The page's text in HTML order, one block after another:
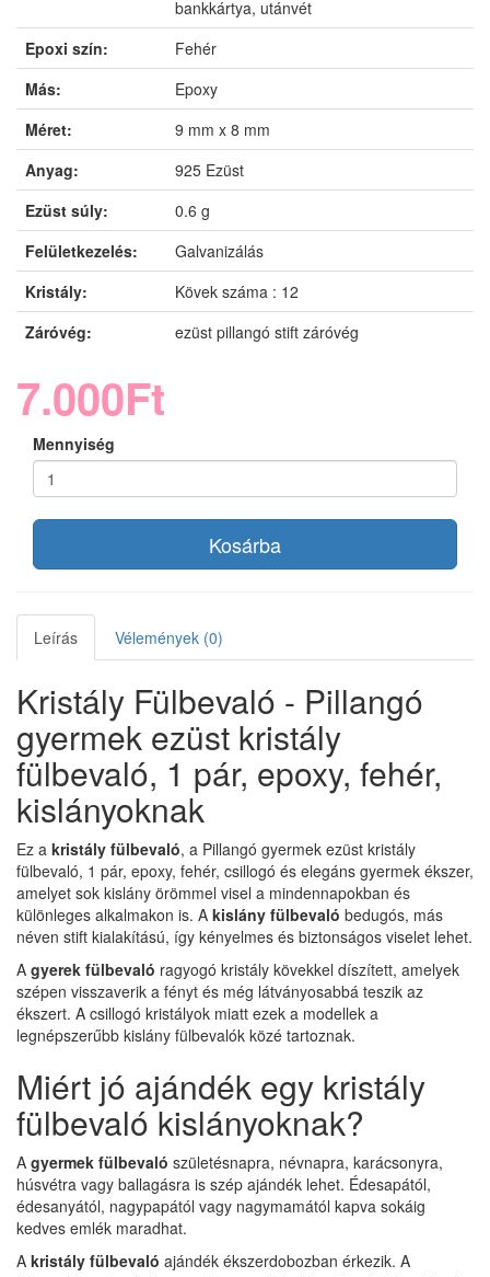
bankkártya, utánvét
Epoxi szín:
Fehér
Más:
Epoxy
Méret:
9 mm x 8 mm
Anyag:
925 Ezüst
Ezüst súly:
0.6 g
Felületkezelés:
Galvanizálás
Kristály:
Kövek száma : 12
Záróvég:
ezüst pillangó stift záróvég
7.000Ft
Mennyiség
Kosárba
Leírás Vélemények (0)
Kristály Fülbevaló - Pillangó
gyermek ezüst kristály
fülbevaló, 1 pár, epoxy, fehér,
kislányoknak
Ez a kristály fülbevaló, a Pillangó gyermek ezüst kristály
fülbevaló, 1 pár, epoxy, fehér, csillogó és elegáns gyermek ékszer,
amelyet sok kislány örömmel visel a mindennapokban és
különleges alkalmakon is. A kislány fülbevaló bedugós, más
néven stift kialakítású, így kényelmes és biztonságos viselet lehet.
A gyerek fülbevaló ragyogó kristály kövekkel díszített, amelyek
szépen visszaverik a fényt és még látványosabbá teszik az
ékszert. A csillogó kristályok miatt ezek a modellek a
legnépszerűbb kislány fülbevalók közé tartoznak.
Miért jó ajándék egy kristály
fülbevaló kislányoknak?
A gyermek fülbevaló születésnapra, névnapra, karácsonyra,
húsvétra vagy ballagásra is szép ajándék lehet. Édesapától,
édesanyától, nagypapától vagy nagymamától kapva sokáig
kedves emlék maradhat.
A kristály fülbevaló ajándék ékszerdobozban érkezik. A